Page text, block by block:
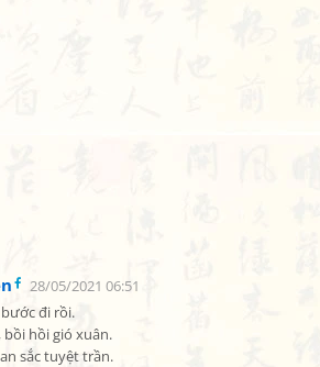
28/05/2021 06:51
đi rồi.
bồi hồi gió xuân.
sắc tuyệt trần.